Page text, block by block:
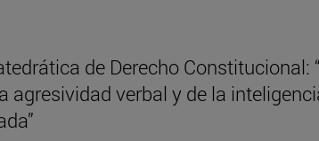
de Derecho Constitucional:
agresividad verbal y de la